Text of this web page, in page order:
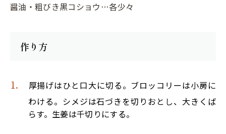
醤油・粗びき黒コショウ …各少々
作り方
厚揚げはひと口大に切る。ブロッコリーは小房に
わける。シメジは石づきを切りおとし、大きくば
らす。生姜は千切りにする。